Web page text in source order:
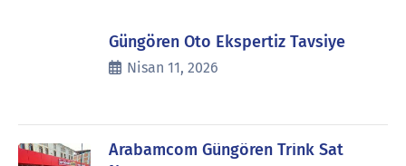
Güngören Oto Ekspertiz Tavsiye
Nisan 11, 2026
Arabamcom Güngören Trink Sat